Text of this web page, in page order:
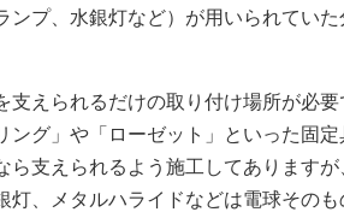
ンプ、水銀灯など）が用いられてい
支えられるだけの取り付け場所が必
グ」や「ローゼット」といった固定
ら支えられるよう施工してありますが
、メタルハライドなどは電球その